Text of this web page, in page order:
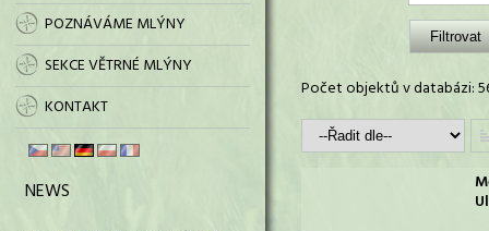
POZNÁVÁME MLÝNY
SEKCE VĚTRNÉ MLÝNY
KONTAKT
NEWS
Počet objektů v databázi: